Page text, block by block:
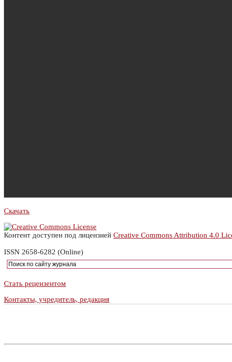
Скачать
Контент доступен под лицензией Creative Commons Attribution 4.0
ISSN 2658-6282 (Online)
Стать рецензентом
Контакты, учредитель, редакция